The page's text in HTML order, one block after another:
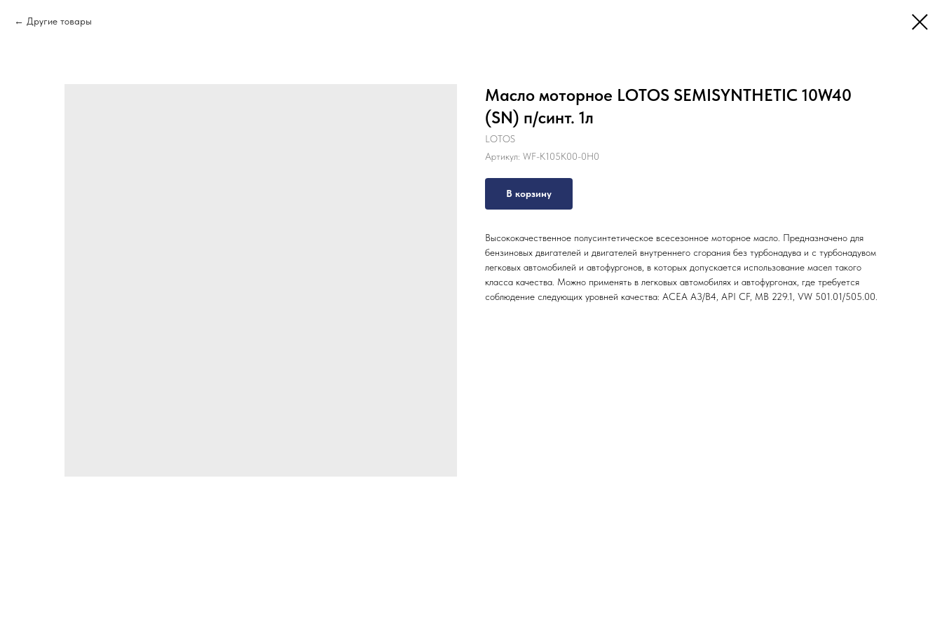
Другие товары
Масло моторное LOTOS SEMISYNTHETIC 10W40
(SN) п/синт. 1л
LOTOS
Артикул: WF-K105K00-0H0
В корзину
Высококачественное полусинтетическое всесезонное моторное масло. Предназначено для
бензиновых двигателей и двигателей внутреннего сгорания без турбонадува и с турбонадувом
легковых автомобилей и автофургонов, в которых допускается использование масел такого
класса качества. Можно применять в легковых автомобилях и автофургонах, где требуется
соблюдение следующих уровней качества: ACEA A3/B4, API CF, MB 229.1, VW 501.01/505.00.